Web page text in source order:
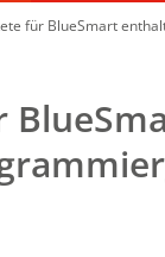
für BlueSmart